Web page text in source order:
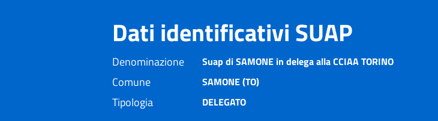
Dati identificativi SUAP
Denominazione Suap di SAMONE in delega alla CCIAA TORINO
Comune SAMONE (TO)
Tipologia DELEGATO